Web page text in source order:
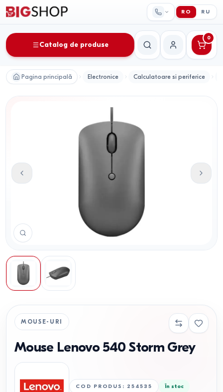
RO RU
Catalog de produse
CăutareContul meu
0
Pagina principală Electronice Calculatoare si periferice
MOUSE-URI
Mouse Lenovo 540 Storm Grey
COD PRODUS : 254535 În stoc